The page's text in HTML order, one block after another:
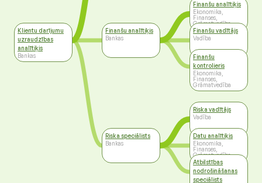
Klientu darījumu
uzraudzības
analītiķis
Bankas
Finanšu analītiķis
Bankas
Riska speciālists
Bankas
Finanšu analītiķis
Ekonomika,
Finanses,
Grāmatvedība
Finanšu vadītājs
Vadība
Finanšu
kontrolieris
Ekonomika,
Finanses,
Grāmatvedība
Riska vadītājs
Vadība
Datu analītiķis
Ekonomika,
Finanses,
Grāmatvedība
Atbilstības
nodrošināšanas
speciālists